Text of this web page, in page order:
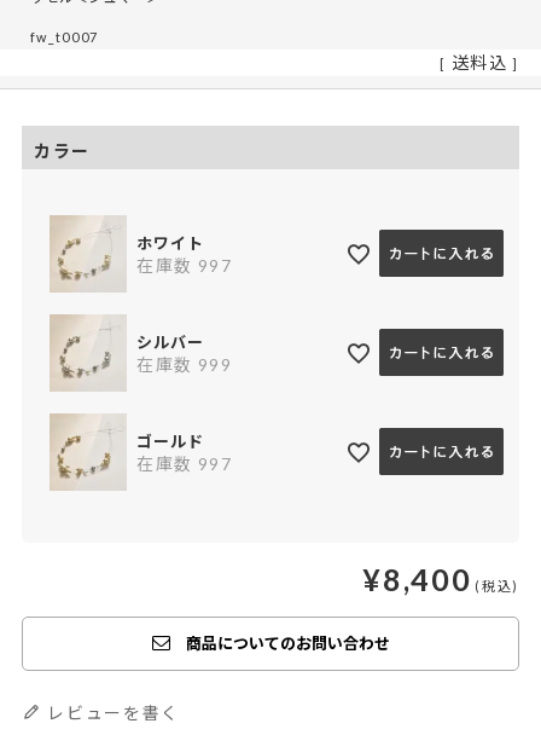
fw_t0007
送料込
カラー
ホワイト
在庫数 997
シルバー
在庫数 999
ゴールド
在庫数 997
¥8,400
商品についてのお問い合わせ
レビューを書く